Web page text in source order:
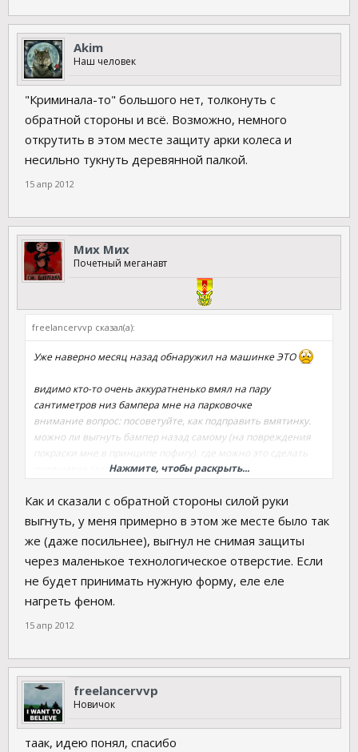
Akim
Наш человек
"Криминала-то" большого нет, толконуть с
обратной стороны и всё. Возможно, немного
открутить в этом месте защиту арки колеса и
несильно тукнуть деревянной палкой.
15 апр 2012
Мих Мих
Почетный меганавт
freelancervvp сказал(а):
Уже наверно месяц назад обнаружил на машинке ЭТО
видимо кто-то очень аккуратненько вмял на пару
сантиметров низ бампера мне на парковочке
внимание вопрос: посоветуйте, как подправить вмятинку.
можно ли выгнуть бампер назад самому (на повреждения
покраски мне в принципе пофигу). где можно это сделать
подешевле (адреса, явки, пароли).
Нажмите, чтобы раскрыть...
Как и сказали с обратной стороны силой руки
выгнуть, у меня примерно в этом же месте было так
же (даже посильнее), выгнул не снимая защиты
через маленькое технологическое отверстие. Если
не будет принимать нужную форму, еле еле
нагреть феном.
15 апр 2012
freelancervvp
Новичок
таак, идею понял, спасибо